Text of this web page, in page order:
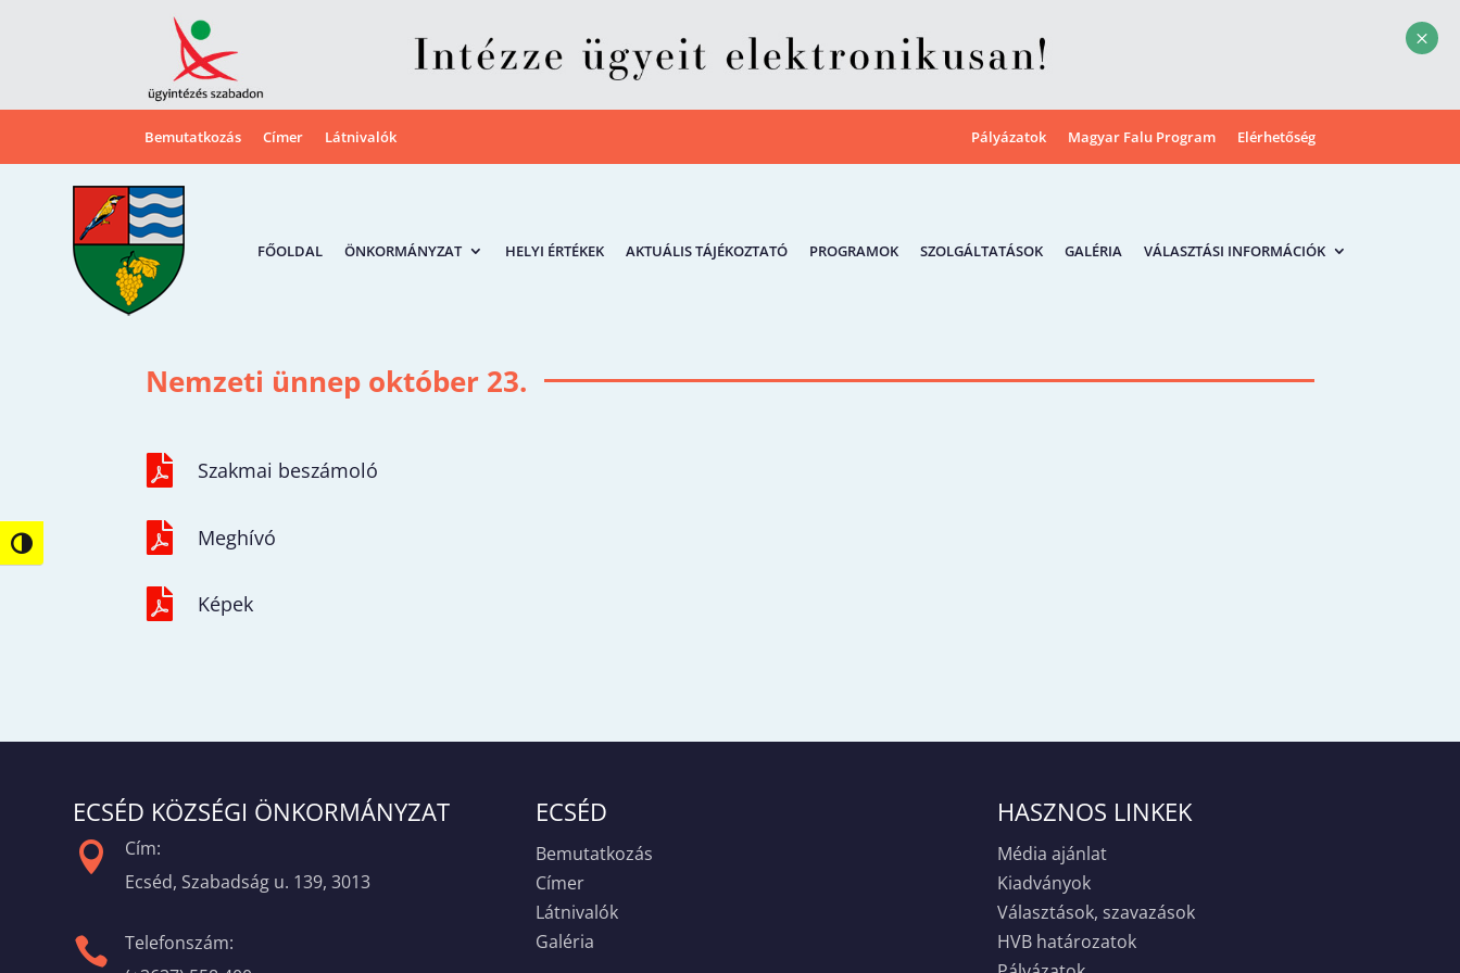
Nagy kontraszt váltása
M
Bemutatkozás Címer Látnivalók Pályázatok Magyar Falu Program Elérhetőség
FŐOLDAL ÖNKORMÁNYZAT HELYI ÉRTÉKEK AKTUÁLIS TÁJÉKOZTATÓ PROGRAMOK SZOLGÁLTATÁSOK GALÉRIA VÁLASZTÁSI INFORMÁCIÓK
Nemzeti ünnep október 23.
 Szakmai beszámoló
 Meghívó
 Képek
ECSÉD KÖZSÉGI ÖNKORMÁNYZAT

Cím:
Ecséd, Szabadság u. 139, 3013

Telefonszám:
ECSÉD
Bemutatkozás
Címer
Látnivalók
Galéria
HASZNOS LINKEK
Média ajánlat
Kiadványok
Választások, szavazások
HVB határozatok